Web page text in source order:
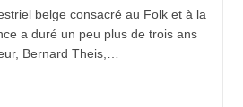
belge consacré au Folk et à la
a duré un peu plus de trois ans
Bernard Theis,…